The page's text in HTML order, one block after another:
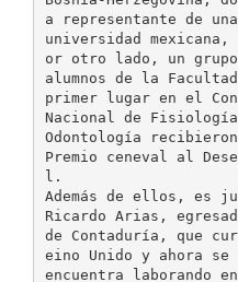
a representante de una
universidad
or otro lado, un
alumnos de la
primer lugar en el
Nacional de
Odontología
Premio ceneval al
l.
Además de ellos, es
Ricardo Arias,
de Contaduría, que
eino Unido y ahora se
encuentra laborando